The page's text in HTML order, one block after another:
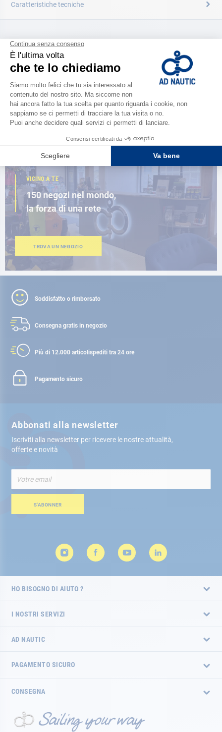
Caratteristiche tecniche
CATALOGARE
Scopri la
nuova guida AD 2026
VICINO A TE
150 negozi nel mondo,
la forza di una rete
TROVA UN NEGOZIO
Soddisfatto o rimborsato
Consegna gratis in negozio
Più di 12.000 articolispediti tra 24 ore
Pagamento sicuro
Abbonati alla newsletter
Iscriviti alla newsletter per ricevere le nostre attualità,
offerte e novità
alla
nostra
Newsletter:S’ABONNER
HO BISOGNO DI AIUTO ?
I NOSTRI SERVIZI
AD NAUTIC
PAGAMENTO SICURO
CONSEGNA